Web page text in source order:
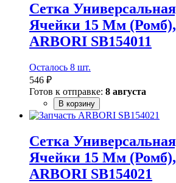
Сетка
Ячейки 15 Мм (Ромб),
ARBORI SB154011
Осталось 8 шт.
546 ₽
Готов к отправке: 8 августа
В корзину
Сетка
Ячейки 15 Мм (Ромб),
ARBORI SB154021